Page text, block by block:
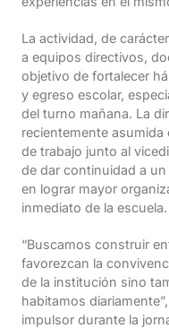
La actividad, de
a equipos directivos,
objetivo de fortalecer
y egreso escolar,
del turno mañana. La
recientemente
de trabajo junto al
de dar continuidad a
en lograr mayor
inmediato de la escuela.
“Buscamos construir
favorezcan la
de la institución sino
habitamos
impulsor durante la